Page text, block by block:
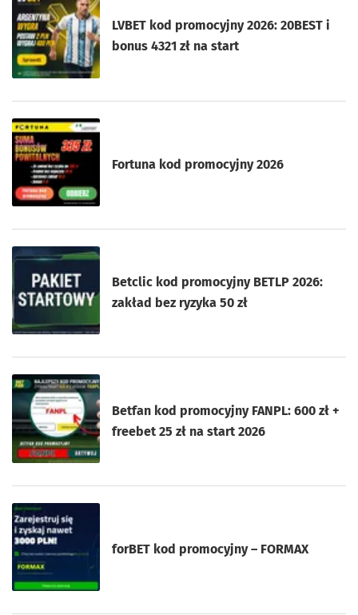
LVBET kod promocyjny 2026: 20BEST i
bonus 4321 zł na start
Fortuna kod promocyjny 2026
Betclic kod promocyjny BETLP 2026:
zakład bez ryzyka 50 zł
Betfan kod promocyjny FANPL: 600 zł +
freebet 25 zł na start 2026
forBET kod promocyjny – FORMAX